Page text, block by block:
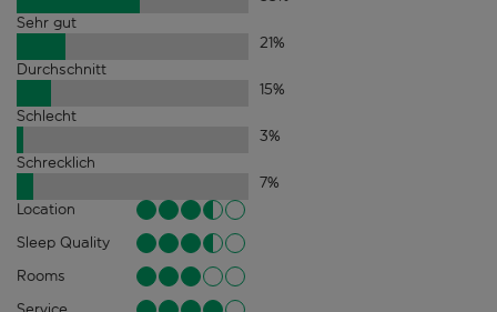
Sehr gut
21%
Durchschnitt
15%
Schlecht
3%
Schrecklich
7%
Location
Sleep Quality
Rooms